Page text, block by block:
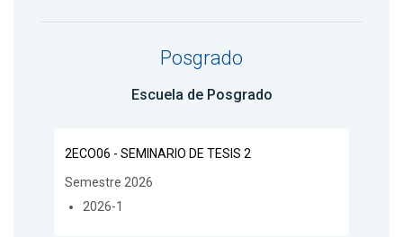
Posgrado
Escuela de Posgrado
2ECO06 - SEMINARIO DE TESIS 2
Semestre 2026
2026-1